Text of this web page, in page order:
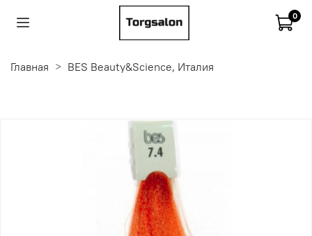
0
Главная BES Beauty&Science, Италия